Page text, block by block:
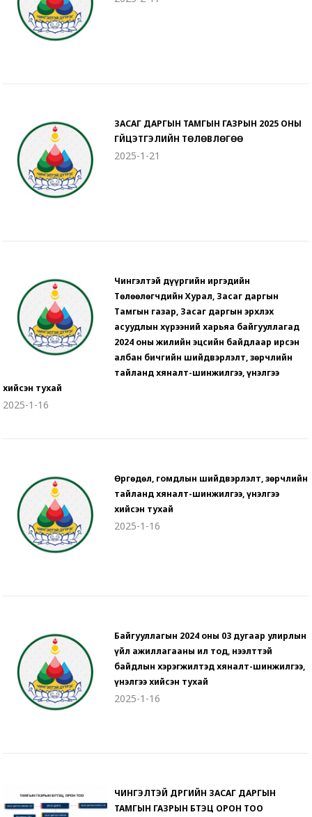
ЗАСАГ ДАРГЫН ТАМГЫН ГАЗРЫН 2025 ОНЫ
ГҮЙЦЭТГЭЛИЙН ТӨЛӨВЛӨГӨӨ
2025-1-21
Чингэлтэй дүүргийн иргэдийн
Төлөөлөгчдийн Хурал, Засаг даргын
Тамгын газар, Засаг даргын эрхлэх
асуудлын хүрээний харьяа байгууллагад
2024 оны жилийн эцсийн байдлаар ирсэн
албан бичгийн шийдвэрлэлт, зөрчлийн
тайланд хяналт-шинжилгээ, үнэлгээ
хийсэн тухай
2025-1-16
Өргөдөл, гомдлын шийдвэрлэлт, зөрчлийн
тайланд хяналт-шинжилгээ, үнэлгээ
хийсэн тухай
2025-1-16
Байгууллагын 2024 оны 03 дугаар улирлын
үйл ажиллагааны ил тод, нээлттэй
байдлын хэрэгжилтэд хяналт-шинжилгээ,
үнэлгээ хийсэн тухай
2025-1-16
ЧИНГЭЛТЭЙ ДҮҮРГИЙН ЗАСАГ ДАРГЫН
ТАМГЫН ГАЗРЫН БҮТЭЦ ОРОН ТОО